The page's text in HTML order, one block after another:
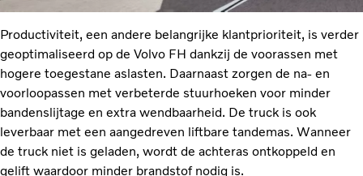
Productiviteit, een andere belangrijke klantprioriteit, is verder
geoptimaliseerd op de Volvo FH dankzij de voorassen met
hogere toegestane aslasten. Daarnaast zorgen de na- en
voorloopassen met verbeterde stuurhoeken voor minder
bandenslijtage en extra wendbaarheid. De truck is ook
leverbaar met een aangedreven liftbare tandemas. Wanneer
de truck niet is geladen, wordt de achteras ontkoppeld en
gelift waardoor minder brandstof nodig is.